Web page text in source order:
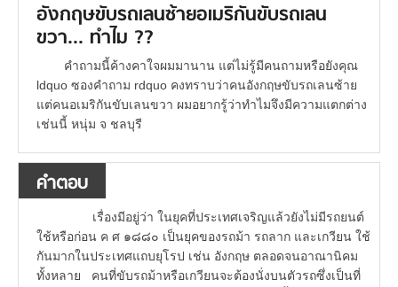
อังกฤษขับรถเลนซ้ายอเมริกันขับรถเลน
ขวา... ทำไม ??
คำถามนี้ค้างคาใจผมมานาน แต่ไม่รู้มีคนถามหรือยังคุณ
ldquo ซองคำถาม rdquo คงทราบว่าคนอังกฤษขับรถเลนซ้าย
แต่คนอเมริกันขับเลนขวา ผมอยากรู้ว่าทำไมจึงมีความแตกต่าง
เช่นนี้ หนุ่ม จ ชลบุรี
คำตอบ
เรื่องมีอยู่ว่า ในยุคที่ประเทศเจริญแล้วยังไม่มีรถยนต์
ใช้หรือก่อน ค ศ ๑๘๘๐ เป็นยุคของรถม้า รถลาก และเกวียน ใช้
กันมากในประเทศแถบยุโรป เช่น อังกฤษ ตลอดจนอาณานิคม
ทั้งหลาย คนที่ขับรถม้าหรือเกวียนจะต้องนั่งบนตัวรถซึ่งเป็นที่